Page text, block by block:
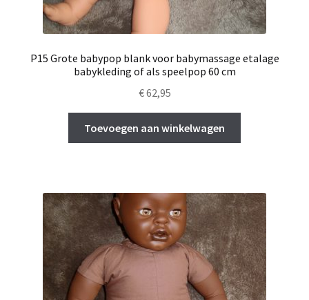
P15 Grote babypop blank voor babymassage etalage
babykleding of als speelpop 60 cm
€62,95
Toevoegen aan winkelwagen